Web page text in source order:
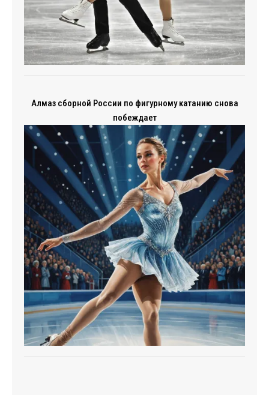
Алмаз сборной России по фигурному катанию снова
побеждает